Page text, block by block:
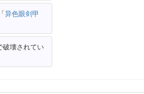
异色眼剑甲
破壊されてい